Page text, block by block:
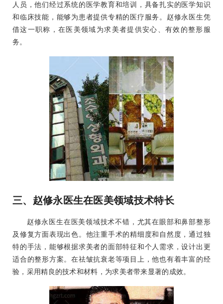
人员，他们经过系统的医学教育和培训，具备扎实的医学知识
和临床技能，能够为患者提供专精的医疗服务。赵修永医生凭
借这一职称，在医美领域为求美者提供安心、有效的整形服
务。
三、赵修永医生在医美领域技术特长
赵修永医生在医美领域技术不错，尤其在眼部和鼻部整形
及修复方面表现出色。他注重手术的精细度和自然度，通过独
特的手法，能够根据求美者的面部特征和个人需求，设计出更
适合的整形方案。在祛皱抗衰老等项目上，他也有着丰富的经
验，采用精良的技术和材料，为求美者带来显著的成效。